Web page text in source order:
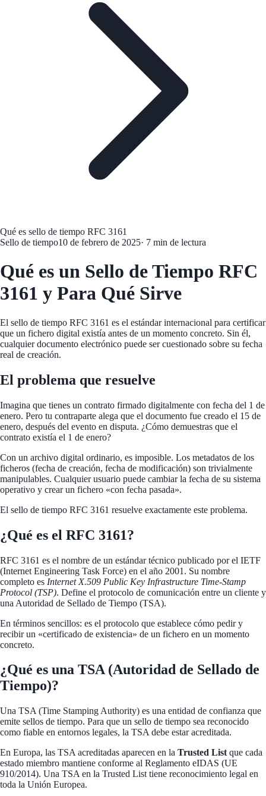
Qué es sello de tiempo RFC 3161
Sello de tiempo10 de febrero de 2025· 7 min de lectura
Qué es un Sello de Tiempo RFC
3161 y Para Qué Sirve
El sello de tiempo RFC 3161 es el estándar internacional para certificar
que un fichero digital existía antes de un momento concreto. Sin él,
cualquier documento electrónico puede ser cuestionado sobre su fecha
real de creación.
El problema que resuelve
Imagina que tienes un contrato firmado digitalmente con fecha del 1 de
enero. Pero tu contraparte alega que el documento fue creado el 15 de
enero, después del evento en disputa. ¿Cómo demuestras que el
contrato existía el 1 de enero?
Con un archivo digital ordinario, es imposible. Los metadatos de los
ficheros (fecha de creación, fecha de modificación) son trivialmente
manipulables. Cualquier usuario puede cambiar la fecha de su sistema
operativo y crear un fichero «con fecha pasada».
El sello de tiempo RFC 3161 resuelve exactamente este problema.
¿Qué es el RFC 3161?
RFC 3161 es el nombre de un estándar técnico publicado por el IETF
(Internet Engineering Task Force) en el año 2001. Su nombre
completo es Internet X.509 Public Key Infrastructure Time-Stamp
Protocol (TSP). Define el protocolo de comunicación entre un cliente y
una Autoridad de Sellado de Tiempo (TSA).
En términos sencillos: es el protocolo que establece cómo pedir y
recibir un «certificado de existencia» de un fichero en un momento
concreto.
¿Qué es una TSA (Autoridad de Sellado de
Tiempo)?
Una TSA (Time Stamping Authority) es una entidad de confianza que
emite sellos de tiempo. Para que un sello de tiempo sea reconocido
como fiable en entornos legales, la TSA debe estar acreditada.
En Europa, las TSA acreditadas aparecen en la Trusted List que cada
estado miembro mantiene conforme al Reglamento eIDAS (UE
910/2014). Una TSA en la Trusted List tiene reconocimiento legal en
toda la Unión Europea.